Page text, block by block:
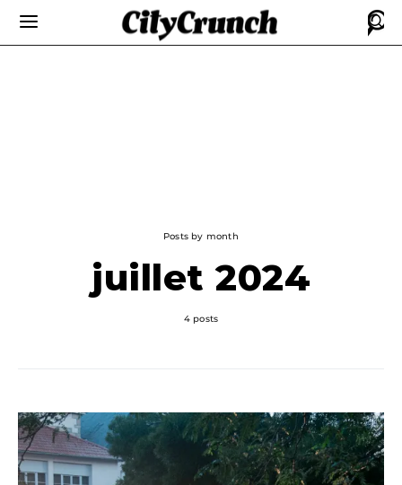
Posts by month
juillet 2024
4 posts